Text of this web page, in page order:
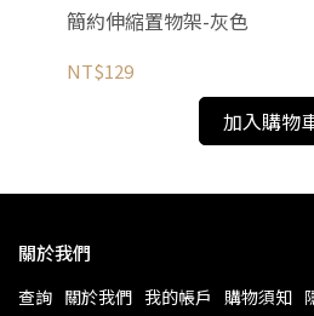
簡約伸縮置物架-灰色
NT$129
加入購物
關於我們
查詢 關於我們 我的帳戶 購物須知